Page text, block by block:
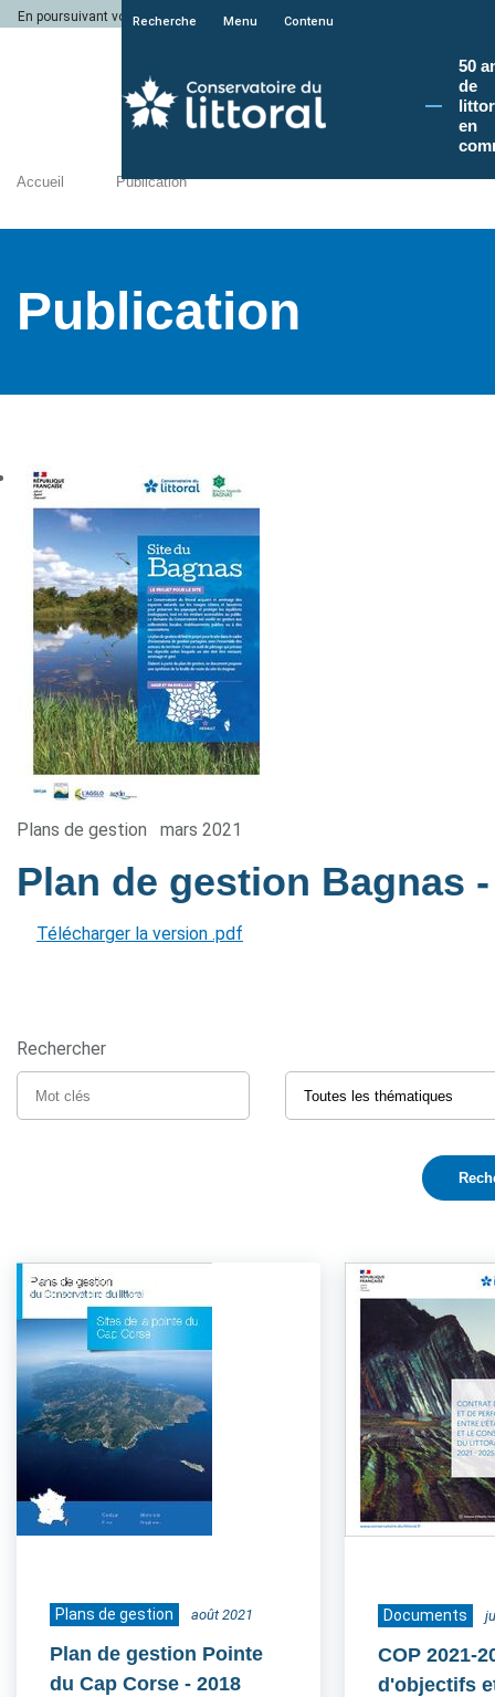
En poursuivant votre navigation sur le site du Conservatoire du littoral, vous
Recherche Menu Contenu
50
de
en
Accueil Publication
Publication
Plans de gestion mars 2021
Plan de gestion Bagnas
Télécharger la version .pdf
Rechercher
Plans de gestion août 2021
Plan de gestion Pointe
du Cap Corse - 2018
Documents
COP 2021-
d'objectifs